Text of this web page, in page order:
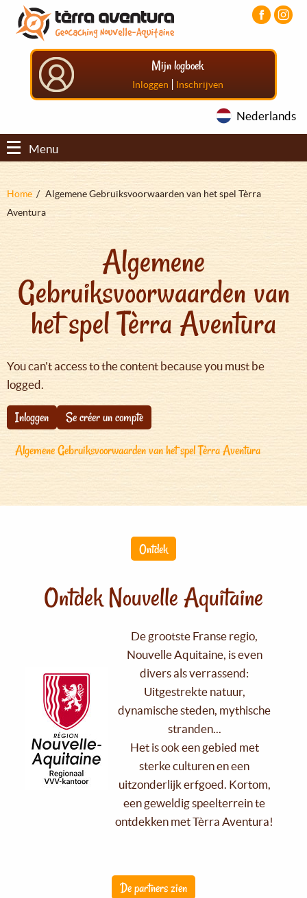
Overslaan
naar
Aller
menu
principal
Aller
pied
Mijn logboek
Inloggen | Inschrijven
Nederlands
Menu
Kruimelpad
Home
Algemene Gebruiksvoorwaarden van het spel Tèrra
Aventura
Algemene
Gebruiksvoorwaarden van
het spel Tèrra Aventura
You can't access to the content because you must be
logged.
Inloggen
Se créer un compte
Algemene Gebruiksvoorwaarden van het spel Tèrra Aventura
Ontdek
Ontdek Nouvelle Aquitaine
De grootste Franse regio,
Nouvelle Aquitaine, is even
divers als verrassend:
Uitgestrekte natuur,
dynamische steden, mythische
stranden...
Het is ook een gebied met
sterke culturen en een
uitzonderlijk erfgoed. Kortom,
een geweldig speelterrein te
ontdekken met Tèrra Aventura!
De partners zien